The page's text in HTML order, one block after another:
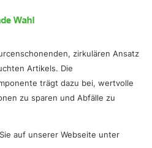
zirkulären Ansatz
Artikels. Die
trägt dazu bei, wertvolle
zu sparen und Abfälle zu
auf unserer Webseite unter